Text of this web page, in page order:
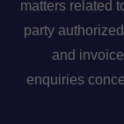
matters related
party
and
enquiries